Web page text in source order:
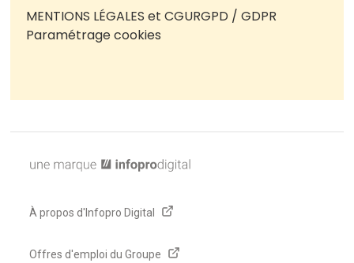
MENTIONS LÉGALES et CGURGPD / GDPR
Paramétrage cookies